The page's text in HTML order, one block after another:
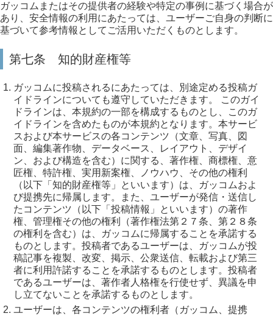
ガッコムまたはその提供者の経験や特定の事例に基づく場合が
あり、安全情報の利用にあたっては、ユーザーご自身の判断に
基づいて参考情報としてご活用いただくものとします。
第七条 知的財産権等
ガッコムに投稿されるにあたっては、別途定める投稿ガ
イドラインについても遵守していただきます。 このガイ
ドラインは、本規約の一部を構成するものとし、このガ
イドラインを含めたものが本規約となります。本サービ
スおよび本サービスの各コンテンツ（文章、写真、図
面、編集著作物、データベース、レイアウト、デザイ
ン、および構造を含む）に関する、著作権、商標権、意
匠権、特許権、実用新案権、ノウハウ、その他の権利
（以下「知的財産権等」といいます）は、ガッコムおよ
び提携先に帰属します。また、ユーザーが発信・送信し
たコンテンツ（以下「投稿情報」といいます）の著作
権、管理権その他の権利（著作権法第２７条、第２８条
の権利を含む）は、ガッコムに帰属することを承諾する
ものとします。投稿者であるユーザーは、ガッコムが投
稿記事を複製、改変、掲示、公衆送信、転載および第三
者に利用許諾することを承諾するものとします。投稿者
であるユーザーは、著作者人格権を行使せず、異議を申
し立てないことを承諾するものとします。
ユーザーは、各コンテンツの権利者（ガッコム、提携